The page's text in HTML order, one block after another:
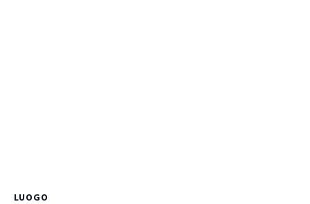
LUOGO